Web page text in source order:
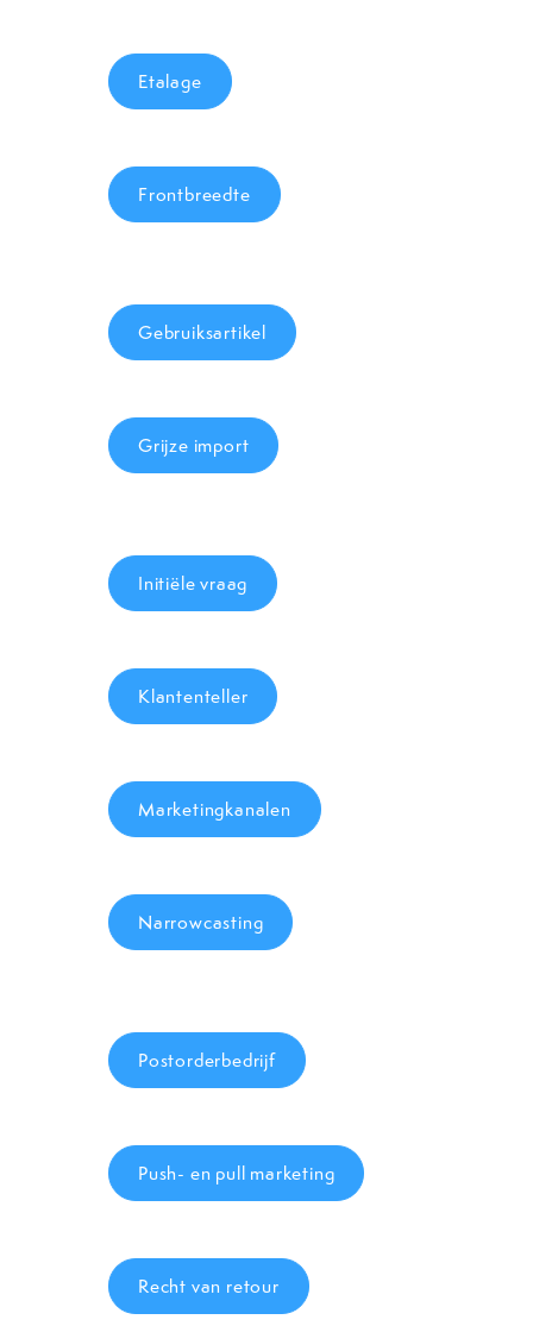
Etalage
Frontbreedte
Gebruiksartikel
Grijze import
Initiële vraag
Klantenteller
Marketingkanalen
Narrowcasting
Postorderbedrijf
Push- en pull marketing
Recht van retour